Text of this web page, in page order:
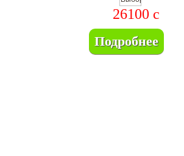
26100 c
Подробнее